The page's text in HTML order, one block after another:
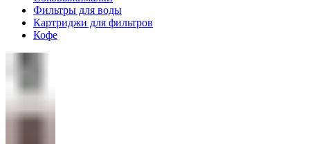
Фильтры для воды
Картриджи для фильтров
Кофе